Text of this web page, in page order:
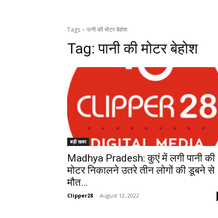
Tags पानी की मोटर बेहोश
Tag:पानी की मोटर बेहोश
बड़ी खबर
Madhya Pradesh: कुएं में लगी पानी की
मोटर निकालने उतरे तीन लोगों की डूबने से
मौत…
Clipper28 - August 12, 2022